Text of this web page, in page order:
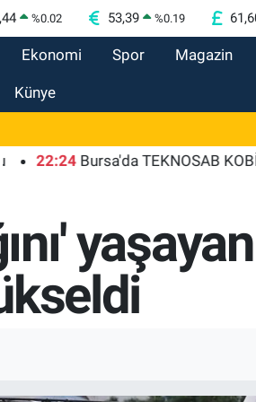
%0.02 53,39 %0.19
Ekonomi Spor Magazin
Künye
Bursa'da TEKNOSAB KOBİ OSB